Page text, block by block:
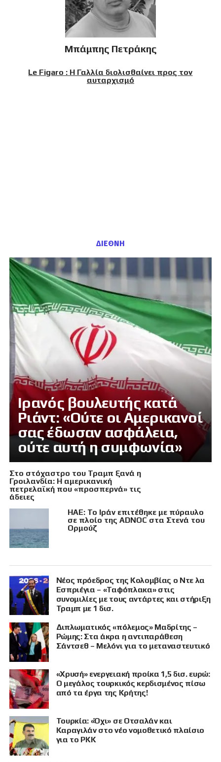
Μπάμπης Πετράκης
Le Figaro : Η Γαλλία διολισθαίνει προς τον
αυταρχισμό
ΔΙΕΘΝΗ
Ιρανός βουλευτής κατά
Ριάντ: «Ούτε οι Αμερικανοί
σας έδωσαν ασφάλεια,
ούτε αυτή η συμφωνία»
Στο στόχαστρο του Τραμπ ξανά η
Γροιλανδία: Η αμερικανική
πετρελαϊκή που «προσπερνά» τις
άδειες
ΗΑΕ: Το Ιράν επιτέθηκε με πύραυλο
σε πλοίο της ADNOC στα Στενά του
Ορμούζ
Νέος πρόεδρος της Κολομβίας ο Ντε λα
Εσπριέγια – «Ταφόπλακα» στις
συνομιλίες με τους αντάρτες και στήριξη
Τραμπ με 1 δισ.
Διπλωματικός «πόλεμος» Μαδρίτης –
Ρώμης: Στα άκρα η αντιπαράθεση
Σάντσεθ – Μελόνι για το μεταναστευτικό
«Χρυσή» ενεργειακή προίκα 1,5 δισ. ευρώ:
Ο μεγάλος τουρκικός κερδισμένος πίσω
από τα έργα της Κρήτης!
Τουρκία: «Όχι» σε Οτσαλάν και
Καραγιλάν στο νέο νομοθετικό πλαίσιο
για το PKK